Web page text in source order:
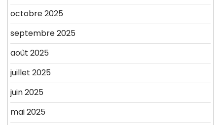
octobre 2025
septembre 2025
août 2025
juillet 2025
juin 2025
mai 2025